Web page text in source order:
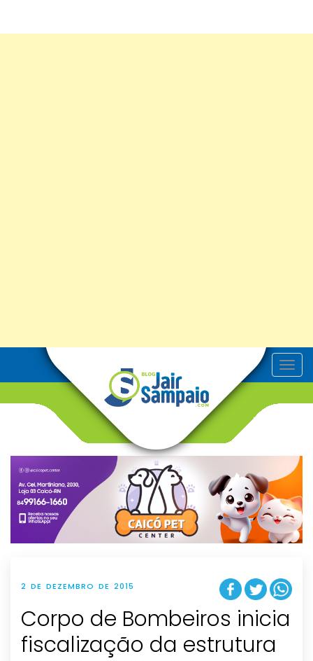
T
o
v
g
t
i
o
n
2 DE DEZEMBRO DE 2015
Corpo de Bombeiros inicia
fiscalização da estrutura